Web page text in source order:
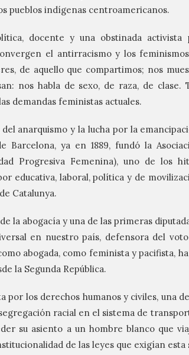
pueblos indígenas centroamericanos.
docente y una obstinada activista
el antirracismo y los
de aquello que compartimos; nos
nos habla de sexo, de raza, de clase.
demandas feministas actuales.
anarquismo y la lucha por la
Barcelona, ya en 1889, fundó la
Progresiva Femenina), uno de los
educativa, laboral, política y de
Catalunya.
la abogacía y una de las primeras
en nuestro país, defensora del
abogada, como feminista y pacifista,
la Segunda República.
por los derechos humanos y civiles, una
racial en el sistema de
su asiento a un hombre blanco que
de las leyes que exigían esta